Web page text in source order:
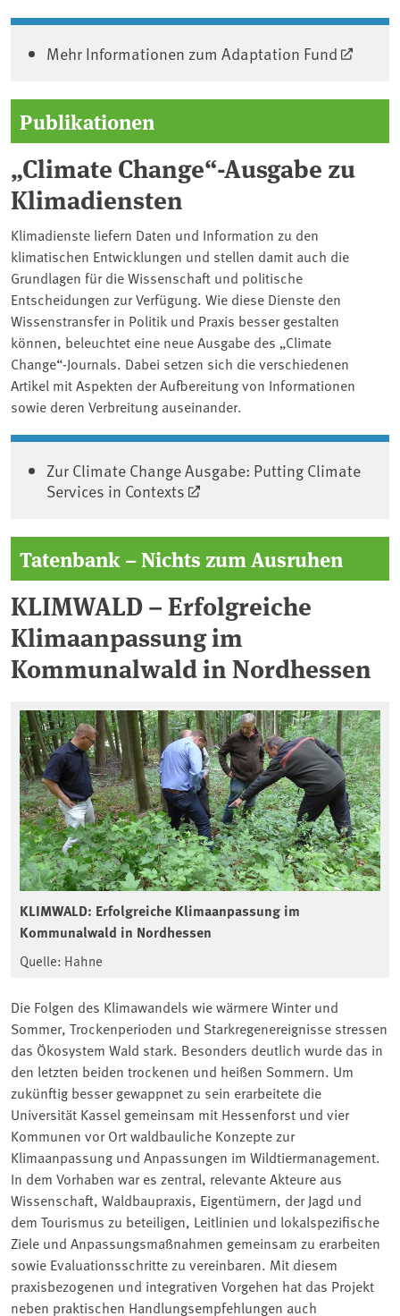
Mehr Informationen zum Adaptation Fund
Publikationen
„Climate Change“-Ausgabe zu
Klimadiensten
Klimadienste liefern Daten und Information zu den
klimatischen Entwicklungen und stellen damit auch die
Grundlagen für die Wissenschaft und politische
Entscheidungen zur Verfügung. Wie diese Dienste den
Wissenstransfer in Politik und Praxis besser gestalten
können, beleuchtet eine neue Ausgabe des „Climate
Change“-Journals. Dabei setzen sich die verschiedenen
Artikel mit Aspekten der Aufbereitung von Informationen
sowie deren Verbreitung auseinander.
Zur Climate Change Ausgabe: Putting Climate
Services in Contexts
Tatenbank – Nichts zum Ausruhen
KLIMWALD – Erfolgreiche
Klimaanpassung im
Kommunalwald in Nordhessen
KLIMWALD: Erfolgreiche Klimaanpassung im
Kommunalwald in Nordhessen
Quelle: Hahne
Die Folgen des Klimawandels wie wärmere Winter und
Sommer, Trockenperioden und Starkregenereignisse stressen
das Ökosystem Wald stark. Besonders deutlich wurde das in
den letzten beiden trockenen und heißen Sommern. Um
zukünftig besser gewappnet zu sein erarbeitete die
Universität Kassel gemeinsam mit Hessenforst und vier
Kommunen vor Ort waldbauliche Konzepte zur
Klimaanpassung und Anpassungen im Wildtiermanagement.
In dem Vorhaben war es zentral, relevante Akteure aus
Wissenschaft, Waldbaupraxis, Eigentümern, der Jagd und
dem Tourismus zu beteiligen, Leitlinien und lokalspezifische
Ziele und Anpassungsmaßnahmen gemeinsam zu erarbeiten
sowie Evaluationsschritte zu vereinbaren. Mit diesem
praxisbezogenen und integrativen Vorgehen hat das Projekt
neben praktischen Handlungsempfehlungen auch